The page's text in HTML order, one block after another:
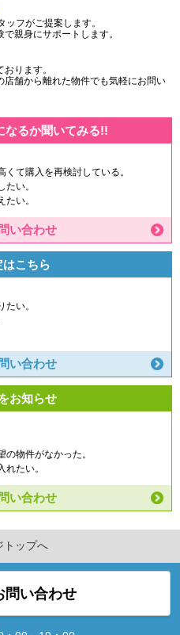
フがご提案します。
親身にサポートします。
ります。
舗から離れた物件でも気軽にお問い
なるか聞いてみる!!
て購入を再検討している。
い。
い。
い合わせ
こちら
い。
い合わせ
お知らせ
物件がなかった。
たい。
い合わせ
トップへ
問い合わせ